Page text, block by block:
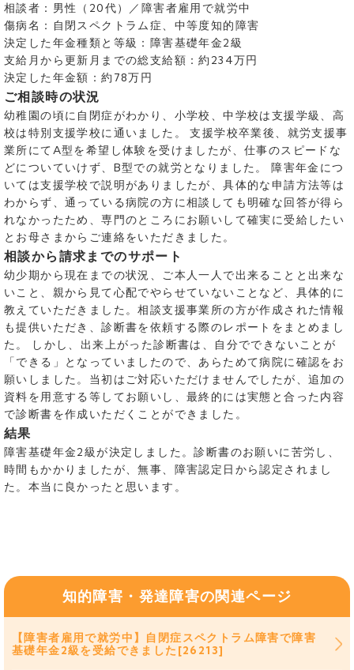
相談者：男性（20代）／障害者雇用で就労中
傷病名：自閉スペクトラム症、中等度知的障害
決定した年金種類と等級：障害基礎年金2級
支給月から更新月までの総支給額：約234万円
決定した年金額：約78万円
ご相談時の状況
幼稚園の頃に自閉症がわかり、小学校、中学校は支援学級、高
校は特別支援学校に通いました。 支援学校卒業後、就労支援事
業所にてA型を希望し体験を受けましたが、仕事のスピードな
どについていけず、B型での就労となりました。 障害年金につ
いては支援学校で説明がありましたが、具体的な申請方法等は
わからず、通っている病院の方に相談しても明確な回答が得ら
れなかったため、専門のところにお願いして確実に受給したい
とお母さまからご連絡をいただきました。
相談から請求までのサポート
幼少期から現在までの状況、ご本人一人で出来ることと出来な
いこと、親から見て心配でやらせていないことなど、具体的に
教えていただきました。相談支援事業所の方が作成された情報
も提供いただき、診断書を依頼する際のレポートをまとめまし
た。 しかし、出来上がった診断書は、自分でできないことが
「できる」となっていましたので、あらためて病院に確認をお
願いしました。当初はご対応いただけませんでしたが、追加の
資料を用意する等してお願いし、最終的には実態と合った内容
で診断書を作成いただくことができました。
結果
障害基礎年金2級が決定しました。診断書のお願いに苦労し、
時間もかかりましたが、無事、障害認定日から認定されまし
た。本当に良かったと思います。
知的障害・発達障害の関連ページ
【障害者雇用で就労中】自閉症スペクトラム障害で障害
基礎年金2級を受給できました[26213]